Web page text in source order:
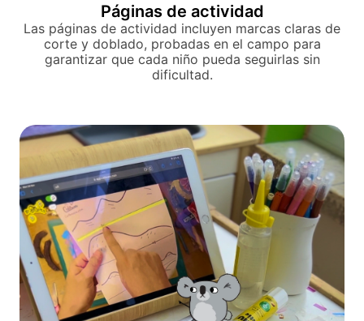
Páginas de actividad
Las páginas de actividad incluyen marcas claras de
corte y doblado, probadas en el campo para
garantizar que cada niño pueda seguirlas sin
dificultad.